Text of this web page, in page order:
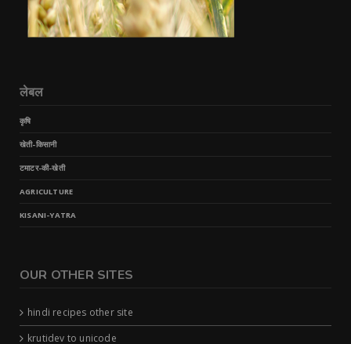
लेबल
कृषि
खेती-किसानी
टमाटर-की-खेती
AGRICULTURE
KISANI-YATRA
OUR OTHER SITES
hindi recipes other site
krutidev to unicode